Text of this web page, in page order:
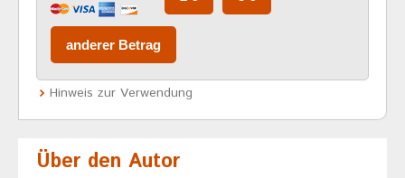
Hinweis zur Verwendung
Über den Autor